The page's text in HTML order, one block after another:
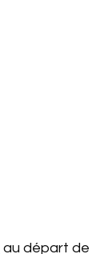
au départ de